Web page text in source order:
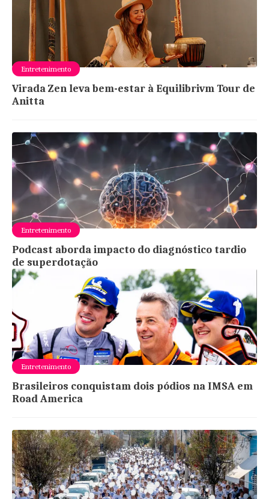
Entretenimento
Virada Zen leva bem-estar à Equilibrivm Tour de
Anitta
Entretenimento
Podcast aborda impacto do diagnóstico tardio
de superdotação
Entretenimento
Brasileiros conquistam dois pódios na IMSA em
Road America